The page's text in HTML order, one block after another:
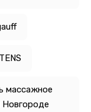
массажное